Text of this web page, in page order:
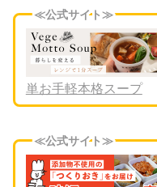
≪公式サイト≫
単お手軽本格スープ
≪公式サイト≫